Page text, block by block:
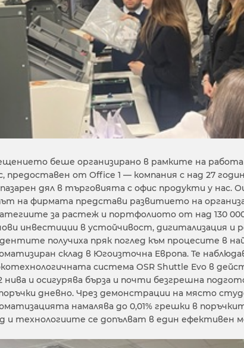
беше организирано в рамките на работа
предоставен от Office 1 — компания с над 27
пазарен дял в търговията с офис продукти у нас.
на фирмата представи развитието на
за растеж и портфолиото от над 130
инвестиции в устойчивост, дигитализация и
получиха пряк поглед към процесите в
склад в Югоизточна Европа. Те
система OSR Shuttle Evo в
нива и осигурява бърза и почти безгрешна
дневно. Чрез демонстрации на място
намалява до 0,01% грешки в
и технологиите се допълват в един ефективен